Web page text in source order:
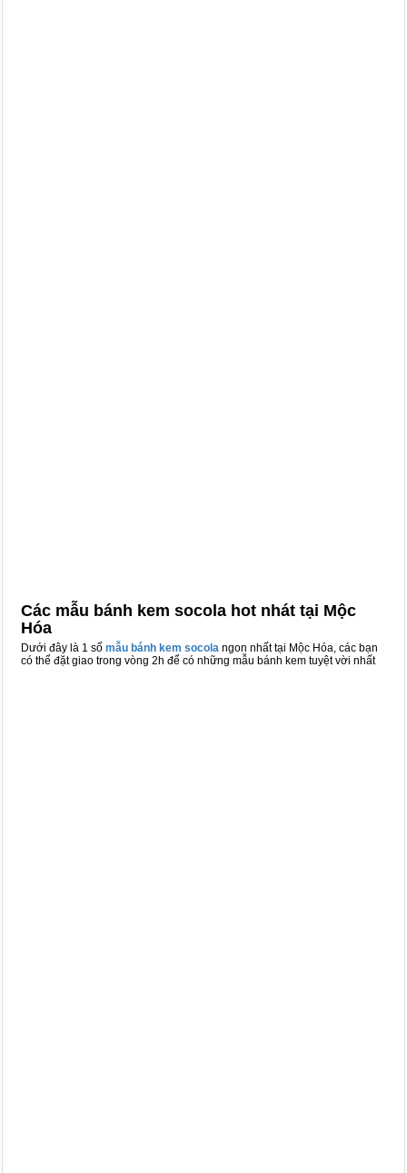
Các mẫu bánh kem socola hot nhát tại Mộc
Hóa
Dưới đây là 1 số mẫu bánh kem socola ngon nhất tại Mộc Hóa, các bạn
có thể đặt giao trong vòng 2h để có những mẫu bánh kem tuyệt vời nhất